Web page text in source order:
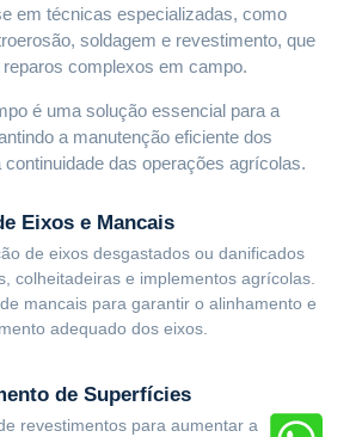
em técnicas especializadas, como
soldagem e revestimento, que
complexos em campo.
é uma solução essencial para a
a manutenção eficiente dos
das operações agrícolas.
Eixos e Mancais
de eixos desgastados ou danificados
colheitadeiras e implementos agrícolas.
mancais para garantir o alinhamento e
adequado dos eixos.
de Superfícies
revestimentos para aumentar a